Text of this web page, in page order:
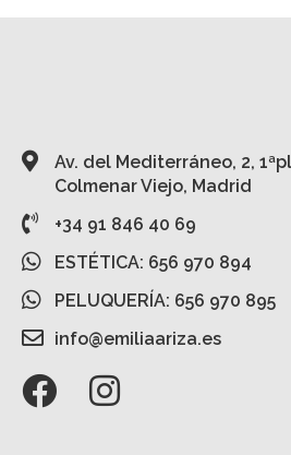
Av. del Mediterráneo, 2,
Colmenar Viejo, Madrid
+34 91 846 40 69
ESTÉTICA: 656 970 894
PELUQUERÍA: 656 970 895
info@emiliaariza.es